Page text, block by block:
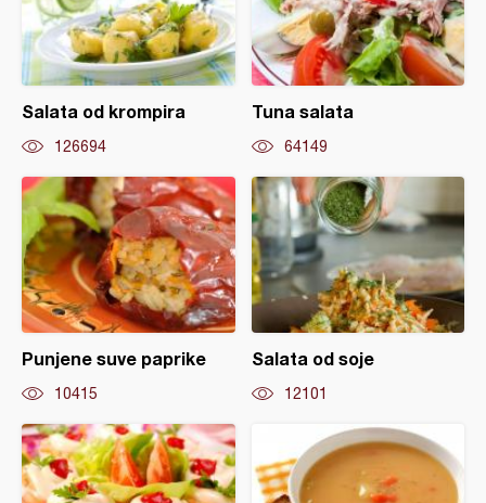
Salata od krompira
126694
Tuna salata
64149
Punjene suve paprike
10415
Salata od soje
12101